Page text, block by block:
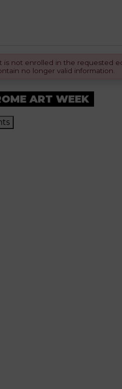
is not enrolled in the requested
no longer valid information.
ART WEEK